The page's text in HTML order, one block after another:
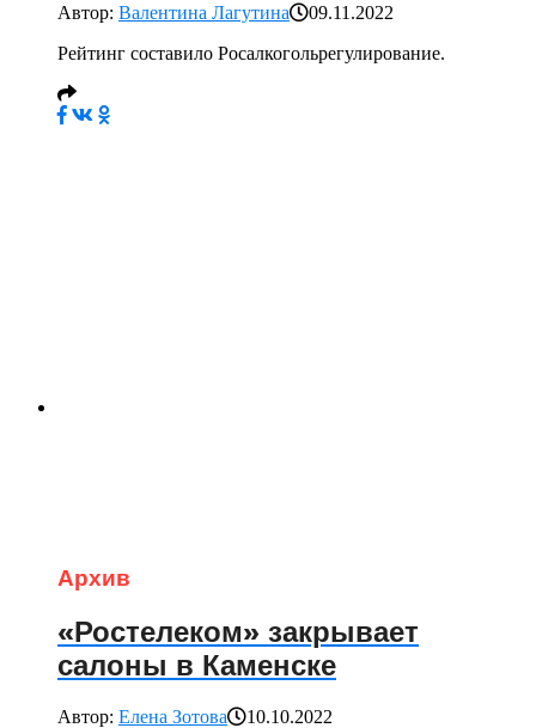
Автор: Валентина Лагутина
09.11.2022
Рейтинг составило Росалкогольрегулирование.
Архив
«Ростелеком» закрывает
салоны в Каменске
Автор: Елена Зотова
10.10.2022